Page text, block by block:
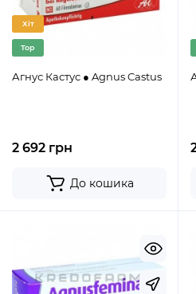
Хіт
Top
Агнус Кастус ● Agnus Castus
2 692 грн
До кошика